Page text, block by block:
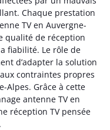
Chaque prestation
TV en Auvergne-
qualité de réception
fiabilité. Le rôle de
d’adapter la solution
contraintes propres
Alpes. Grâce à cette
antenne TV en
réception TV pensée